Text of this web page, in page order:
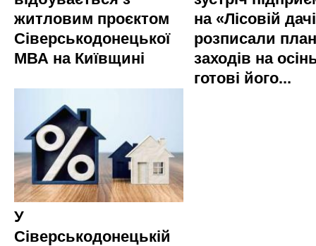
житловим проєктом
Сіверськодонецької
МВА на Київщині
на «Лісовій
розписали план
заходів на
готові його...
У
Сіверськодонецькій